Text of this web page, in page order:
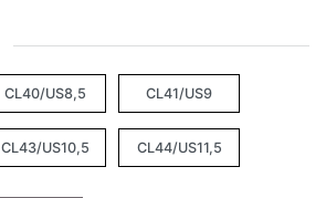
CL40/US8,5 CL41/US9
CL43/US10,5 CL44/US11,5